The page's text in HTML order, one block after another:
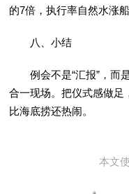
的7倍，执行率自然水涨船
八、小结
例会不是“汇报”，而是
合一现场。把仪式感做足
比海底捞还热闹。
本文